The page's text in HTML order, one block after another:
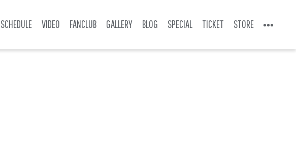
SCHEDULE VIDEO FANCLUB GALLERY BLOG SPECIAL TICKET STORE